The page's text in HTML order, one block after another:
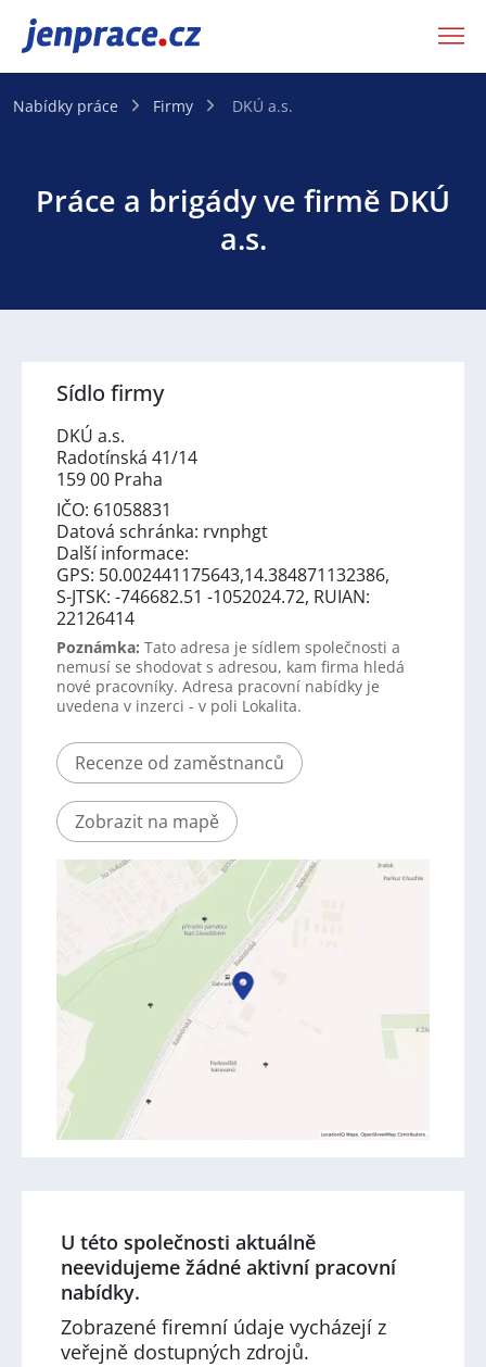
JenPráce.cz
Nabídky práce Firmy DKÚ a.s.
Práce a brigády ve firmě DKÚ
a.s.
Sídlo firmy
DKÚ a.s.
Radotínská 41/14
159 00 Praha
IČO: 61058831
Datová schránka: rvnphgt
Další informace:
GPS: 50.002441175643,14.384871132386,
S-JTSK: -746682.51 -1052024.72, RUIAN:
22126414
Poznámka: Tato adresa je sídlem společnosti a
nemusí se shodovat s adresou, kam firma hledá
nové pracovníky. Adresa pracovní nabídky je
uvedena v inzerci - v poli Lokalita.
Recenze od zaměstnanců
Zobrazit na mapě
U této společnosti aktuálně
neevidujeme žádné aktivní pracovní
nabídky.
Zobrazené firemní údaje vycházejí z
veřejně dostupných zdrojů.